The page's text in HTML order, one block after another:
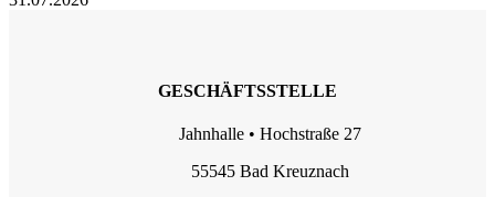
GESCHÄFTSSTELLE
Jahnhalle • Hochstraße 27
55545 Bad Kreuznach